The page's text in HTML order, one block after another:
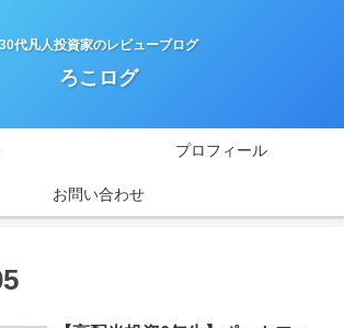
30代凡人投資家のレビューブログ
ろこログ
プロフィール
お問い合わせ